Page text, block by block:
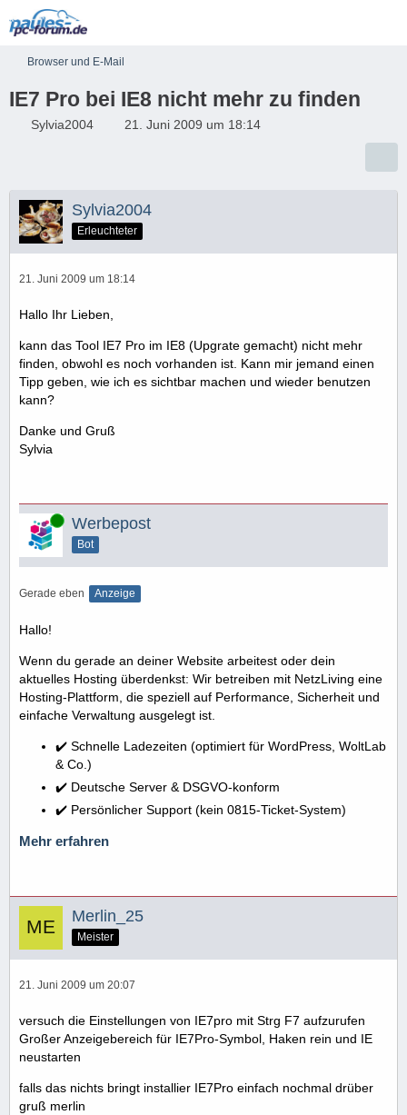
Browser und E-Mail
IE7 Pro bei IE8 nicht mehr zu finden
Sylvia2004 21. Juni 2009 um 18:14
Sylvia2004
Erleuchteter
21. Juni 2009 um 18:14
Hallo Ihr Lieben,
kann das Tool IE7 Pro im IE8 (Upgrate gemacht) nicht mehr
finden, obwohl es noch vorhanden ist. Kann mir jemand einen
Tipp geben, wie ich es sichtbar machen und wieder benutzen
kann?
Danke und Gruß
Sylvia
Online Werbepost
Bot
Gerade eben Anzeige
Hallo!
Wenn du gerade an deiner Website arbeitest oder dein
aktuelles Hosting überdenkst: Wir betreiben mit NetzLiving eine
Hosting-Plattform, die speziell auf Performance, Sicherheit und
einfache Verwaltung ausgelegt ist.
✔️ Schnelle Ladezeiten (optimiert für WordPress, WoltLab
& Co.)
✔️ Deutsche Server & DSGVO-konform
✔️ Persönlicher Support (kein 0815-Ticket-System)
Mehr erfahren
Merlin_25
Meister
21. Juni 2009 um 20:07
versuch die Einstellungen von IE7pro mit Strg F7 aufzurufen
Großer Anzeigebereich für IE7Pro-Symbol, Haken rein und IE
neustarten
falls das nichts bringt installier IE7Pro einfach nochmal drüber
gruß merlin